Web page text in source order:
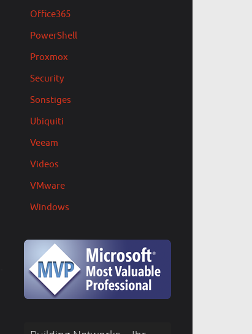
Office365
PowerShell
Proxmox
Security
Sonstiges
Ubiquiti
Veeam
Videos
VMware
Windows